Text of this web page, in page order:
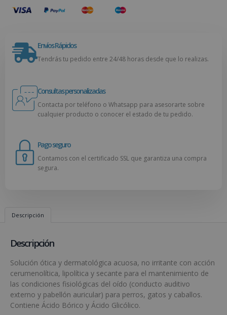
Envíos Rápidos
Tendrás tu pedido entre 24/48 horas desde que lo realizas.
Consultas personalizadas
Contacta por teléfono o Whatsapp para asesorarte sobre
cualquier producto o conocer el estado de tu pedido.
Pago seguro
Contamos con el certificado SSL que garantiza una compra
segura.
Descripción
Descripción
Solución ótica y dermatológica acuosa, no irritante con acción
cerumenolítica, lipolítica y secante para el mantenimiento de
las condiciones fisiológicas del oído (conducto auditivo
externo y pabellón auricular) para perros, gatos y caballos.
Contiene Ácido Bórico y Ácido Glicólico.